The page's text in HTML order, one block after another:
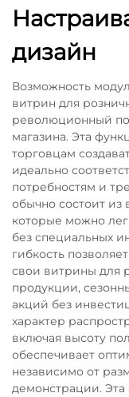
дизайн
Возможность
витрин для
революционный
магазина. Эта
торговцам
идеально
потребностям и
обычно состоит из
которые можно
без специальных
гибкость
свои витрины для
продукции,
акций без
характер
включая высоту
обеспечивает
независимо от
демонстрации. Эта